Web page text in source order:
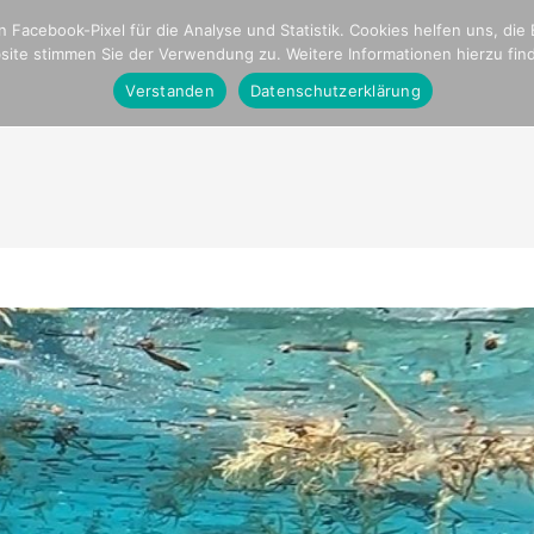
Parkinson Stationen unserer Reise
Crew,Schiff und Media Blogseite Plan
Pixel für die Analyse und Statistik. Cookies helfen uns,
stimmen Sie der Verwendung zu. Weitere Informationen hierzu
Verstanden
Datenschutzerklärung